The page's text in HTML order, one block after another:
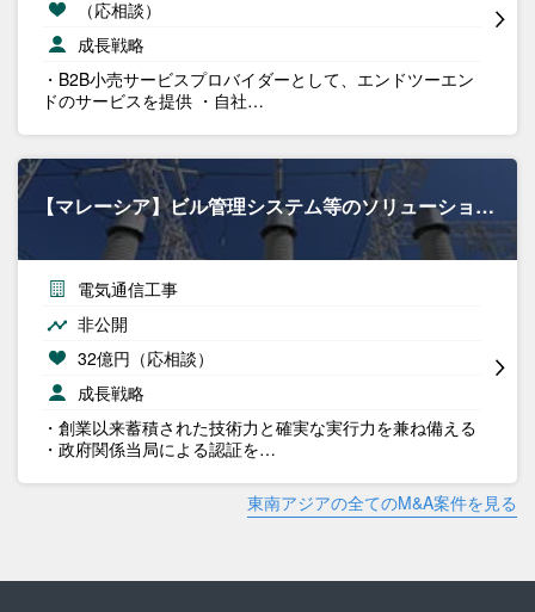
（応相談）
成長戦略
・B2B小売サービスプロバイダーとして、エンドツーエン
ドのサービスを提供 ・自社…
【マレーシア】ビル管理システム等のソリューショ…
電気通信工事
非公開
32億円（応相談）
成長戦略
・創業以来蓄積された技術力と確実な実行力を兼ね備える
・政府関係当局による認証を…
東南アジアの全てのM&A案件を見る